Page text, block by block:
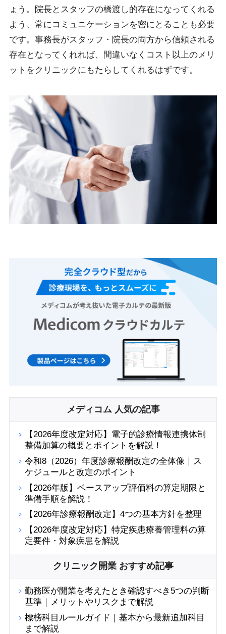
ょう。院長とスタッフの橋渡し的存在になってくれる
よう、常にコミュニケーションを密にとることも必要
です。事務長がスタッフ・院長の両方から信頼される
存在となってくれれば、間違いなくコスト以上のメリ
ットをクリニックにもたらしてくれるはずです。
メディコム 人気の記事
【2026年度改定対応】電子的診療情報連携体制
整備加算の概要とポイントを解説！
令和8（2026）年度診療報酬改定の全体像｜ス
ケジュールと改定のポイント
【2026年版】ベースアップ評価料の算定期限と
準備手順を解説！
【2026年診療報酬改定】4つの基本方針を整理
【2026年度改定対応】特定疾患療養管理料の算
定要件・対象疾患を解説
クリニック開業 おすすめ記事
勤務医が開業を考えたとき確認すべき5つの判断
基準｜メリットやリスクまで解説
標榜科目ルールガイド｜基本から最新追加科目
まで解説